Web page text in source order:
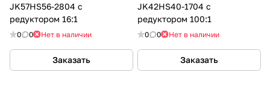
JK57HS56-2804 с
редуктором 16:1
0 0 Нет в наличии
Заказать
JK42HS40-1704 с
редуктором 100:1
0 0 Нет в наличии
Заказать